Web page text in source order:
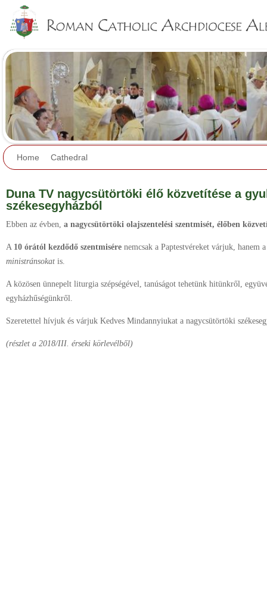
Home Cathedral
Duna TV nagycsütörtöki élő közvetítése a
székesegyházból
Ebben az évben, a nagycsütörtöki olajszentelési szentmisét, élőben
A 10 órától kezdődő szentmisére nemcsak a Paptestvéreket várjuk, hanem
ministránsokat is.
A közösen ünnepelt liturgia szépségével, tanúságot tehetünk hitünkről,
egyházhűségünkről.
Szeretettel hívjuk és várjuk Kedves Mindannyiukat a nagycsütörtöki
(részlet a 2018/III. érseki körlevélből)